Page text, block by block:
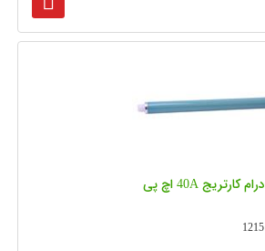
درام کارتریج 40A اچ پی